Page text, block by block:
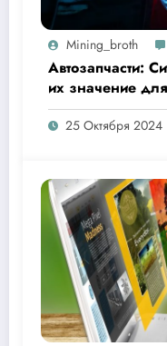
Mining_broth
Автозапчасти:
их значение
дороге
25 Октября 2024